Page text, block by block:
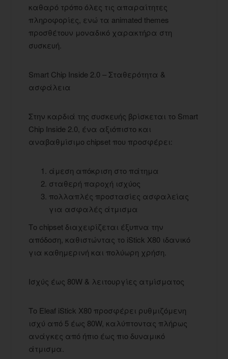
καθαρό τρόπο όλες τις απαραίτητες
πληροφορίες, ενώ τα animated themes
προσθέτουν μοναδικό χαρακτήρα στη
συσκευή.
Smart Chip Inside 2.0 – Σταθερότητα &
ασφάλεια
Στην καρδιά της συσκευής βρίσκεται το Smart
Chip Inside 2.0, ένα αξιόπιστο και
αναβαθμίσιμο chipset που προσφέρει:
άμεση απόκριση στο πάτημα
σταθερή παροχή ισχύος
πολλαπλές προστασίες ασφαλείας
για ασφαλές άτμισμα
Το chipset διαχειρίζεται έξυπνα την
απόδοση, καθιστώντας το iStick X80 ιδανικό
για καθημερινή και πολύωρη χρήση.
Ισχύς έως 80W & λειτουργίες ατμίσματος
Το Eleaf iStick X80 προσφέρει ρυθμιζόμενη
ισχύ από 5 έως 80W, καλύπτοντας πλήρως
ανάγκες από ήπιο έως πιο δυναμικό
άτμισμα.